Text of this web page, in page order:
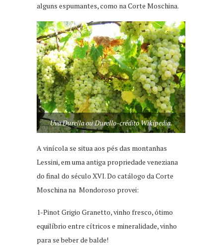
alguns espumantes, como na Corte Moschina.
Uva Durella ou Durello-crédito Wikipedia.
A vinícola se situa aos pés das montanhas
Lessini, em uma antiga propriedade veneziana
do final do século XVI. Do catálogo da Corte
Moschina na Mondoroso provei:
1-Pinot Grigio Granetto, vinho fresco, ótimo
equilíbrio entre cítricos e mineralidade, vinho
para se beber de balde!